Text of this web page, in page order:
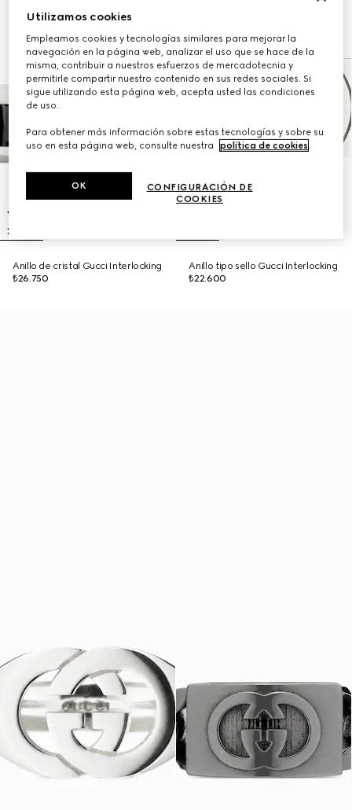
Anillo de cristal Gucci Interlocking
₺26.750
Anillo tipo sello Gucci Interlocking
₺22.600
Utilizamos cookies
Empleamos cookies y tecnologías similares para mejorar la
navegación en la página web, analizar el uso que se hace de la
misma, contribuir a nuestros esfuerzos de mercadotecnia y
permitirle compartir nuestro contenido en sus redes sociales. Si
sigue utilizando esta página web, acepta usted las condiciones
de uso.
Para obtener más información sobre estas tecnologías y sobre su
uso en esta página web, consulte nuestra
política de cookies.
CONFIGURACIÓN DE
COOKIES
OK